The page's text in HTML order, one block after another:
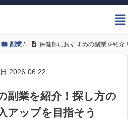
副業 / 保健師におすすめの副業を紹介
:2026.06.22
副業を紹介！探し方の
アップを目指そう